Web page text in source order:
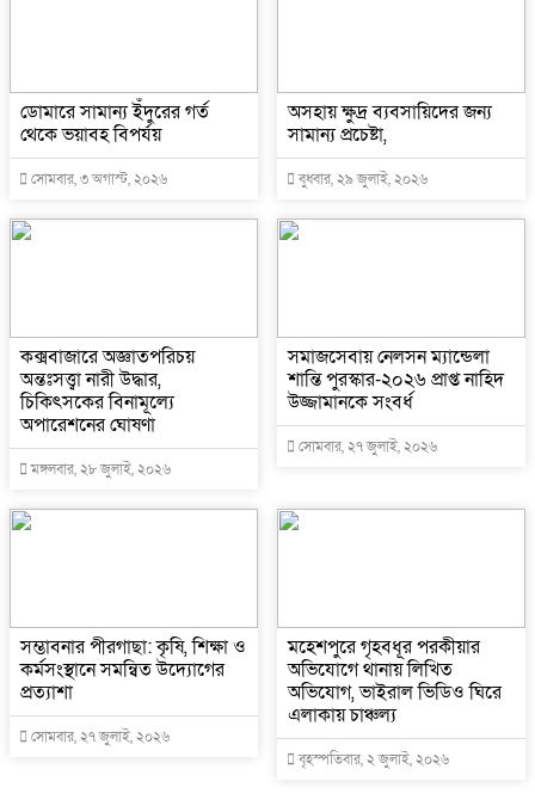
ডোমারে সামান্য ইঁদুরের গর্ত
থেকে ভয়াবহ বিপর্যয়
সোমবার, ৩ অগাস্ট, ২০২৬
অসহায় ক্ষুদ্র ব্যবসায়িদের জন্য
সামান্য প্রচেষ্টা,
বুধবার, ২৯ জুলাই, ২০২৬
কক্সবাজারে অজ্ঞাতপরিচয়
অন্তঃসত্ত্বা নারী উদ্ধার,
চিকিৎসকের বিনামূল্যে
অপারেশনের ঘোষণা
মঙ্গলবার, ২৮ জুলাই, ২০২৬
সমাজসেবায় নেলসন ম্যান্ডেলা
শান্তি পুরস্কার-২০২৬ প্রাপ্ত নাহিদ
উজ্জামানকে সংবর্ধ
সোমবার, ২৭ জুলাই, ২০২৬
সম্ভাবনার পীরগাছা: কৃষি, শিক্ষা ও
কর্মসংস্থানে সমন্বিত উদ্যোগের
প্রত্যাশা
সোমবার, ২৭ জুলাই, ২০২৬
মহেশপুরে গৃহবধূর পরকীয়ার
অভিযোগে থানায় লিখিত
অভিযোগ, ভাইরাল ভিডিও ঘিরে
এলাকায় চাঞ্চল্য
বৃহস্পতিবার, ২ জুলাই, ২০২৬